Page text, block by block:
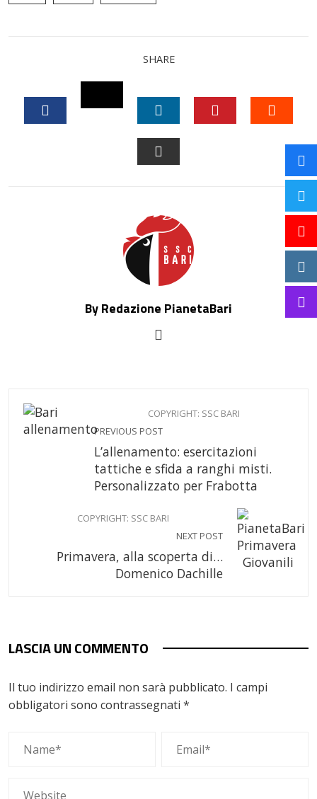
SHARE
TWITTER
LINKEDIN
By Redazione PianetaBari
COPYRIGHT: SSC BARI
PREVIOUS POST
L’allenamento: esercitazioni
tattiche e sfida a ranghi misti.
Personalizzato per Frabotta
COPYRIGHT: SSC BARI
NEXT POST
Primavera, alla scoperta di…
Domenico Dachille
LASCIA UN COMMENTO
Il tuo indirizzo email non sarà pubblicato. I campi
obbligatori sono contrassegnati *